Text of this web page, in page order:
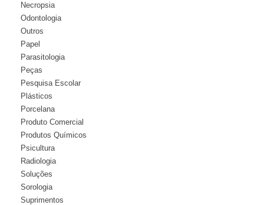
Necropsia
Odontologia
Outros
Papel
Parasitologia
Peças
Pesquisa Escolar
Plásticos
Porcelana
Produto Comercial
Produtos Químicos
Psicultura
Radiologia
Soluções
Sorologia
Suprimentos